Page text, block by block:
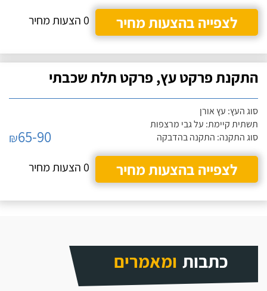
לצפייה בהצעות מחיר
0 הצעות מחיר
התקנת פרקט עץ, פרקט תלת שכבתי
סוג העץ: עץ אורן
תשתית קיימת: על גבי מרצפות
סוג התקנה: התקנה בהדבקה
₪65-90
לצפייה בהצעות מחיר
0 הצעות מחיר
כתבות ומאמרים